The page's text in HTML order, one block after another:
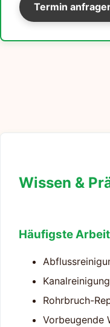
Termin
Wissen &
Häufigste
Rohrbruch-
Vorbeugende